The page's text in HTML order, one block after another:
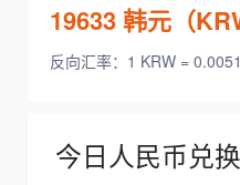
19633韩元（
反向汇率：1 KRW =
今日人民币兑